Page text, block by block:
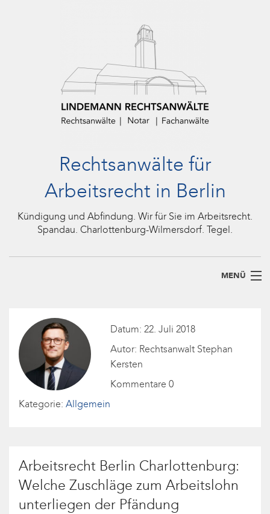
Rechtsanwälte für
Arbeitsrecht in Berlin
Kündigung und Abfindung. Wir für Sie im Arbeitsrecht.
Spandau. Charlottenburg-Wilmersdorf. Tegel.
MENÜ
Arbeitsrecht für Arbeitnehmer
Arbeitsrecht für Arbeitgeber
So erreichen Sie uns +49 (30) 36 75 30-23
Datum: 22. Juli 2018
Autor: Rechtsanwalt Stephan
Kersten
Kommentare 0
Kategorie: Allgemein
Arbeitsrecht Berlin Charlottenburg:
Welche Zuschläge zum Arbeitslohn
unterliegen der Pfändung